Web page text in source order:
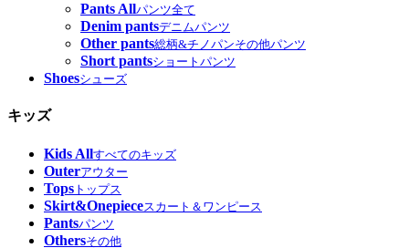
Pants Allパンツ全て
Denim pantsデニムパンツ
Other pants総柄&チノパンその他パンツ
Short pantsショートパンツ
Shoesシューズ
キッズ
Kids Allすべてのキッズ
Outerアウター
Tops トップス
Skirt&Onepieceスカート＆ワンピース
Pantsパンツ
Othersその他